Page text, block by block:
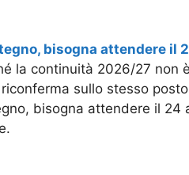
bisogna attendere il
la continuità 2026/27
sullo stesso
bisogna attendere il 24